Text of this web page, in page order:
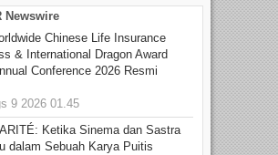
Newswire
Chinese Life Insurance
& International Dragon Award
Conference 2026 Resmi
9 2026 01.45
Ketika Sinema dan Sastra
dalam Sebuah Karya Puitis